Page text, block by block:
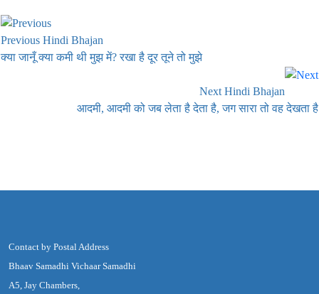
Previous Hindi Bhajan
क्या जानूँ क्या कमी थी मुझ में? रखा है दूर तूने तो मुझे
Next Hindi Bhajan
आदमी, आदमी को जब लेता है देता है, जग सारा तो वह देखता है
Contact by Postal Address
Bhaav Samadhi Vichaar Samadhi
A5, Jay Chambers,